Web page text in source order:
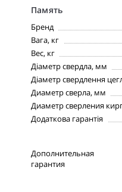
Память
Бренд
Вага, кг
Вес, кг
Діаметр свердла, мм
Діаметр свердлення
Диаметр сверла, мм
Диаметр сверления
Додаткова гарантія
Дополнительная
гарантия